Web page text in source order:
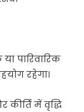
पारिवारिक
रहेगा।
कीर्ति में वृद्धि